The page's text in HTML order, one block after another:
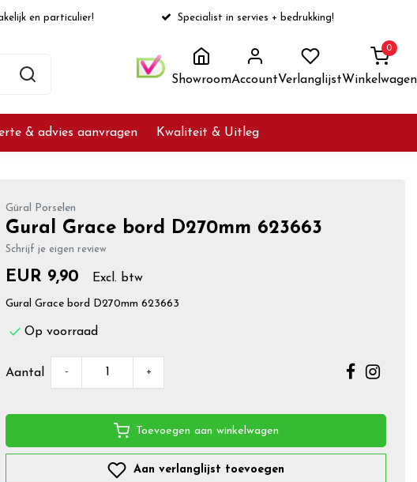
en particulier! Specialist in servies + bedrukking!
ShowroomAccountVerlanglijst
0
Winkelwagen
& advies aanvragen Kwaliteit & Uitleg
Güral Porselen
Gural Grace bord D270mm 623663
Schrijf je eigen review
EUR 9,90 Excl. btw
Gural Grace bord D270mm 623663
Op voorraad
Aantal - +
Toevoegen aan winkelwagen
Aan verlanglijst toevoegen